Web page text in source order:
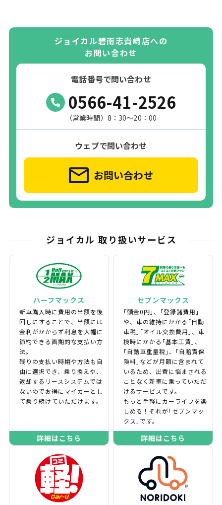
ジョイカル碧南志貴崎店への
お問い合わせ
電話番号で問い合わせ
0566-41-2526
（営業時間）8：30～20：00
ウェブで問い合わせ
お問い合わせ
ジョイカル 取り扱いサービス
ハーフマックス
新車購入時に費用の半額を後
回しにすることで、半額には
金利がかからず利息を大幅に
節約できる画期的な支払い方
法。
残りの支払い時期や方法も自
由に選択でき、乗り換えや、
返却するリースシステムでは
ないのでお得にマイカーとし
て乗り続けていただけます。
詳細はこちら
セブンマックス
｢頭金0円｣、｢登録諸費用｣
や、車の維持にかかる｢自動
車税｣｢オイル交換費用｣、車
検時にかかる｢基本工賃｣、
｢自動車重量税｣、｢自賠責保
険料｣などが月額に含まれて
いるため、出費に悩まされる
ことなく新車に乗っていただ
けるサービスです。
もっと手軽にカーライフを楽
しめる！それが｢セブンマッ
クス｣です。
詳細はこちら